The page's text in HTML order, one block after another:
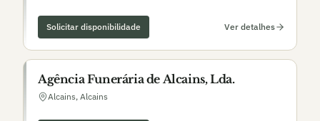
Solicitar disponibilidade Ver detalhes
Agência Funerária de Alcains, Lda.
Alcains, Alcains